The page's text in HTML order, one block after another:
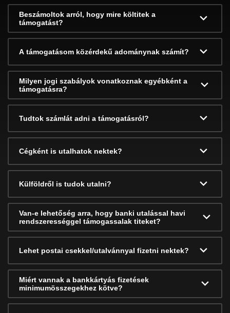
Beszámoltok arról, hogy mire költitek a
támogatást?
A támogatásom közérdekű adománynak számít?
Milyen jogi szabályok vonatkoznak egyébként a
támogatásra?
Tudtok számlát adni a támogatásról?
Cégként is utalhatok nektek?
Külföldről is tudok utalni?
Van-e lehetőség arra, hogy banki utalással havi
rendszerességgel támogassalak titeket?
Lehet postai csekkel/utalvánnyal fizetni nektek?
Miért vannak a bankkártyás fizetések
minimumösszegekhez kötve?